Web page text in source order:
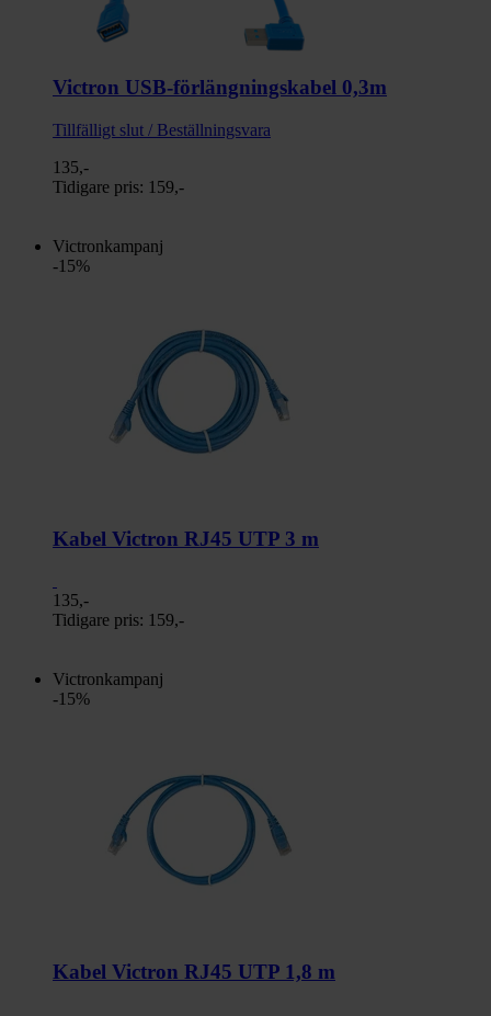
Victron USB-förlängningskabel 0,3m
Tillfälligt slut / Beställningsvara
135,-
Tidigare pris: 159,-
Victronkampanj
-15%
Kabel Victron RJ45 UTP 3 m
135,-
Tidigare pris: 159,-
Victronkampanj
-15%
Kabel Victron RJ45 UTP 1,8 m